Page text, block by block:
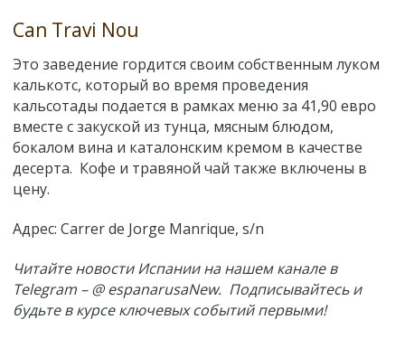
Can Travi Nou
Это заведение гордится своим собственным луком
калькотс, который во время проведения
кальсотады подается в рамках меню за 41,90 евро
вместе с закуской из тунца, мясным блюдом,
бокалом вина и каталонским кремом в качестве
десерта. Кофе и травяной чай также включены в
цену.
Адрес: Carrer de Jorge Manrique, s/n
Читайте новости Испании на нашем канале в
Telegram – @ espanarusaNew. Подписывайтесь и
будьте в курсе ключевых событий первыми!